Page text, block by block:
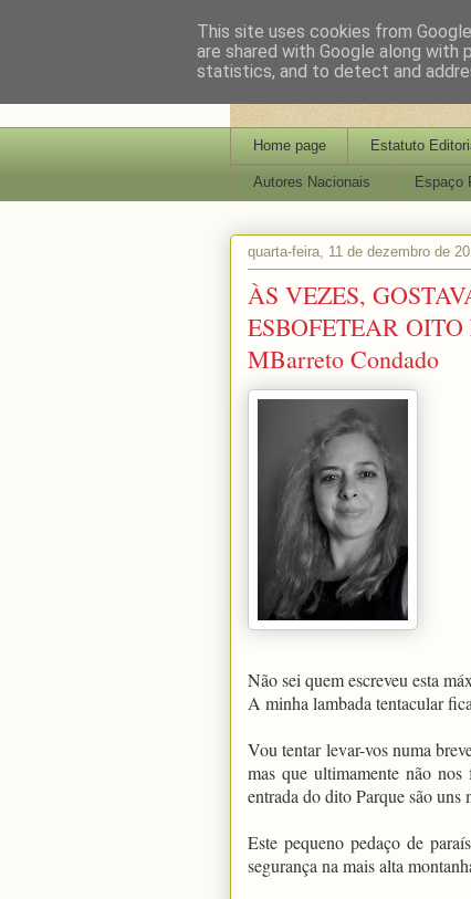
Home page Estatuto
Autores Nacionais Espaço
quarta-feira, 11 de dezembro de
ÀS VEZES,
ESBOFETEAR
MBarreto Condado
Não sei quem escreveu esta
A minha lambada tentacular
Vou tentar levar-vos numa
mas que ultimamente não nos
entrada do dito Parque são uns
Este pequeno pedaço de
segurança na mais alta
This site uses cookies from
are shared with Google along
statistics, and to detect and